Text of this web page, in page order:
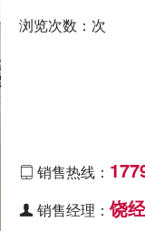
浏览次数：次
 销售热线：
 销售经理： 饶